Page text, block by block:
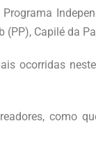
Capilé da
ocorridas
como